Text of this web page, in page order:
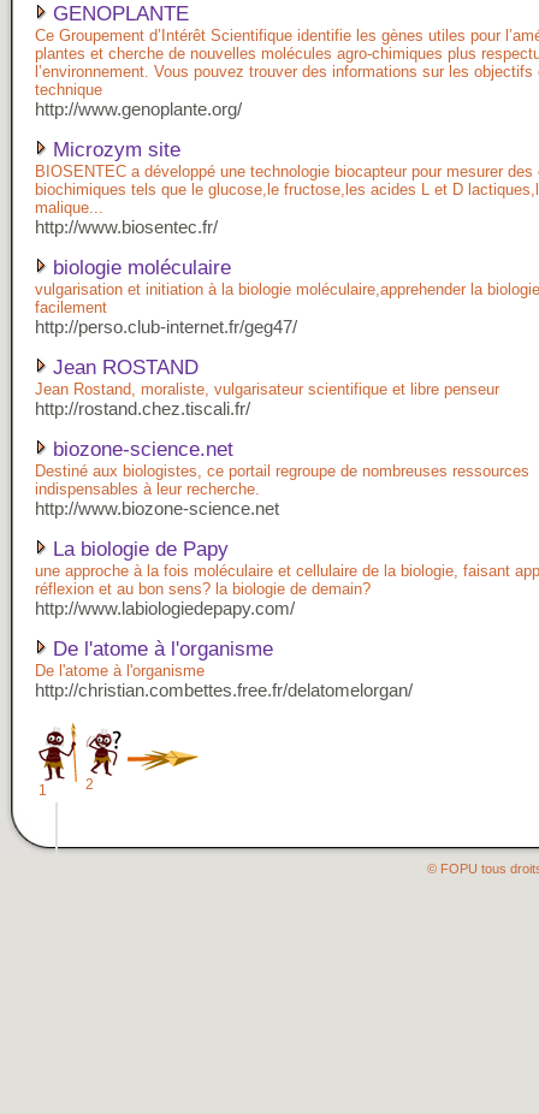
GENOPLANTE
Ce Groupement d’Intérêt Scientifique identifie les gènes utiles pour
plantes et cherche de nouvelles molécules agro-chimiques plus
l’environnement. Vous pouvez trouver des informations sur les objectifs
technique
http://www.genoplante.org/
Microzym site
BIOSENTEC a développé une technologie biocapteur pour mesurer des
biochimiques tels que le glucose,le fructose,les acides L et D
malique...
http://www.biosentec.fr/
biologie moléculaire
vulgarisation et initiation à la biologie moléculaire,apprehender la
facilement
http://perso.club-internet.fr/geg47/
Jean ROSTAND
Jean Rostand, moraliste, vulgarisateur scientifique et libre penseur
http://rostand.chez.tiscali.fr/
biozone-science.net
Destiné aux biologistes, ce portail regroupe de nombreuses ressources
indispensables à leur recherche.
http://www.biozone-science.net
La biologie de Papy
une approche à la fois moléculaire et cellulaire de la biologie, faisant
réflexion et au bon sens? la biologie de demain?
http://www.labiologiedepapy.com/
De l'atome à l'organisme
De l'atome à l'organisme
http://christian.combettes.free.fr/delatomelorgan/
1 2
© FOPU tous